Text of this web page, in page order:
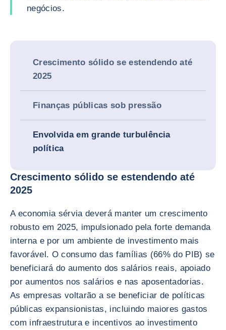
negócios.
Crescimento sólido se estendendo até
2025
Finanças públicas sob pressão
Envolvida em grande turbulência
política
Crescimento sólido se estendendo até
2025
A economia sérvia deverá manter um crescimento
robusto em 2025, impulsionado pela forte demanda
interna e por um ambiente de investimento mais
favorável. O consumo das famílias (66% do PIB) se
beneficiará do aumento dos salários reais, apoiado
por aumentos nos salários e nas aposentadorias.
As empresas voltarão a se beneficiar de políticas
públicas expansionistas, incluindo maiores gastos
com infraestrutura e incentivos ao investimento